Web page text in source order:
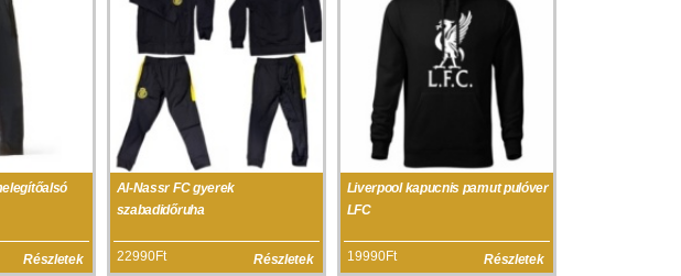
Részletek
Al-Nassr FC gyerek
szabadidőruha
22990Ft Részletek
Liverpool kapucnis pamut pulóver
LFC
19990Ft Részletek